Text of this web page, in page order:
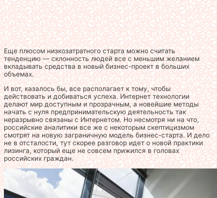
Еще плюсом низкозатратного старта можно считать
тенденцию — склонность людей все с меньшим желанием
вкладывать средства в новый бизнес-проект в больших
объемах.
И вот, казалось бы, все располагает к тому, чтобы
действовать и добиваться успеха. Интернет технологии
делают мир доступным и прозрачным, а новейшие методы
начать с нуля предпринимательскую деятельность так
неразрывно связаны с Интернетом. Но несмотря ни на что,
российские аналитики все же с некоторым скептицизмом
смотрят на новую заграничную модель бизнес-старта. И дело
не в отсталости, тут скорее разговор идет о новой практики
лизинга, который еще не совсем прижился в головах
российских граждан.